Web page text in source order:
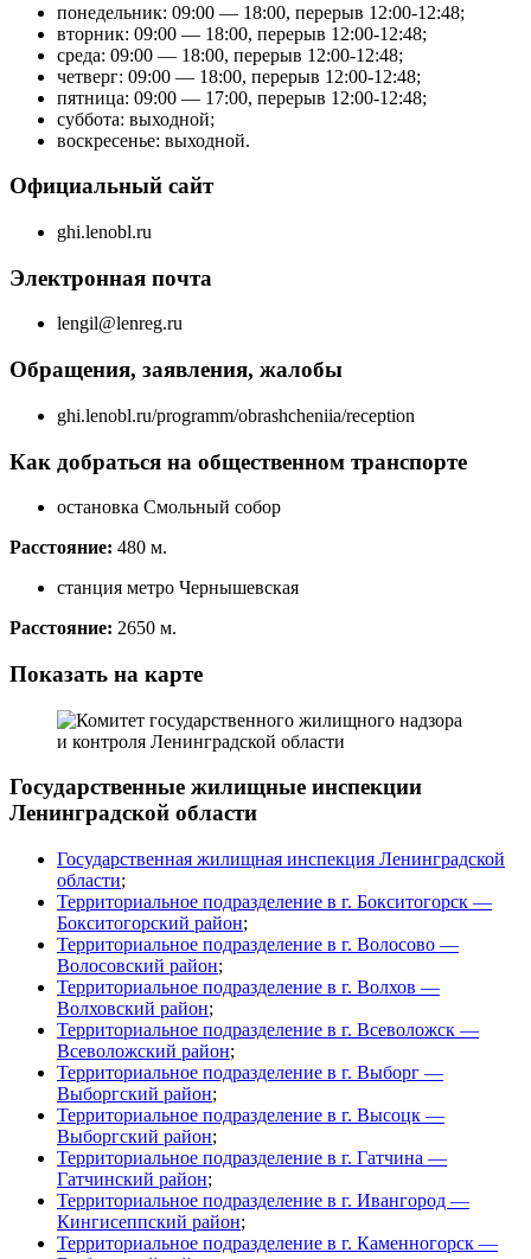
понедельник: 09:00 — 18:00, перерыв 12:00-12:48;
вторник: 09:00 — 18:00, перерыв 12:00-12:48;
среда: 09:00 — 18:00, перерыв 12:00-12:48;
четверг: 09:00 — 18:00, перерыв 12:00-12:48;
пятница: 09:00 — 17:00, перерыв 12:00-12:48;
суббота: выходной;
воскресенье: выходной.
Официальный сайт
ghi.lenobl.ru
Электронная почта
lengil@lenreg.ru
Обращения, заявления, жалобы
ghi.lenobl.ru/programm/obrashcheniia/reception
Как добраться на общественном транспорте
остановка Смольный собор
Расстояние: 480 м.
станция метро Чернышевская
Расстояние: 2650 м.
Показать на карте
Государственные жилищные инспекции
Ленинградской области
Государственная жилищная инспекция Ленинградской
области;
Территориальное подразделение в г. Бокситогорск —
Бокситогорский район;
Территориальное подразделение в г. Волосово —
Волосовский район;
Территориальное подразделение в г. Волхов —
Волховский район;
Территориальное подразделение в г. Всеволожск —
Всеволожский район;
Территориальное подразделение в г. Выборг —
Выборгский район;
Территориальное подразделение в г. Высоцк —
Выборгский район;
Территориальное подразделение в г. Гатчина —
Гатчинский район;
Территориальное подразделение в г. Ивангород —
Кингисеппский район;
Территориальное подразделение в г. Каменногорск —